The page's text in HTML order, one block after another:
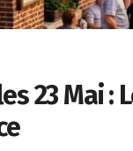
23 Mai :